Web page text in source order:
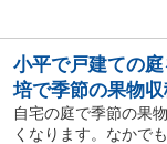
小平で戸建ての
培で季節の果物
自宅の庭で季節の果
くなります。なかで